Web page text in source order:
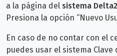
a la página del sistema Delta2
Presiona la opción “Nuevo
En caso de no contar con el
puedes usar el sistema